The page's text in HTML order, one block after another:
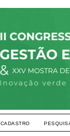
CADASTRO